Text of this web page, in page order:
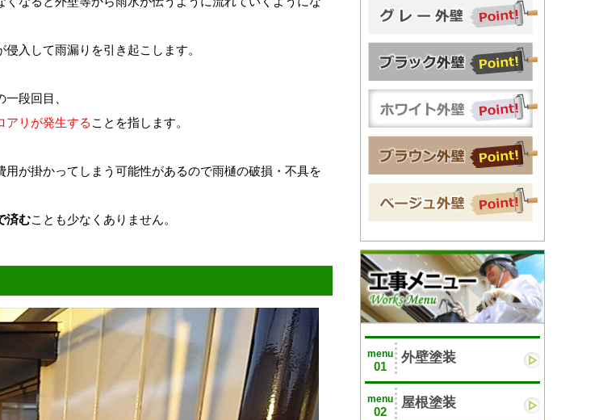
入して雨漏りを引き起こします。
段回目、
アリが発生する ことを指します。
が掛かってしまう可能性があるので雨樋の破損・不具を
済むことも少なくありません。
menu
01
外壁塗装
menu
02
屋根塗装